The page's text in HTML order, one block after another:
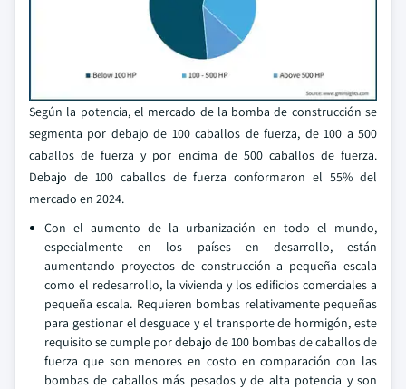
Según la potencia, el mercado de la bomba de construcción se
segmenta por debajo de 100 caballos de fuerza, de 100 a 500
caballos de fuerza y por encima de 500 caballos de fuerza.
Debajo de 100 caballos de fuerza conformaron el 55% del
mercado en 2024.
Con el aumento de la urbanización en todo el mundo,
especialmente en los países en desarrollo, están
aumentando proyectos de construcción a pequeña escala
como el redesarrollo, la vivienda y los edificios comerciales a
pequeña escala. Requieren bombas relativamente pequeñas
para gestionar el desguace y el transporte de hormigón, este
requisito se cumple por debajo de 100 bombas de caballos de
fuerza que son menores en costo en comparación con las
bombas de caballos más pesados y de alta potencia y son